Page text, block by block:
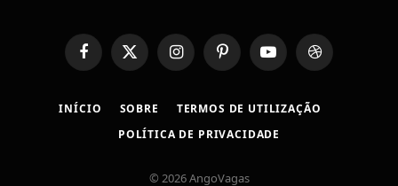
FacebookX
(Twitter)
InstagramPinterestYouTubeDribbble
INÍCIO SOBRE
TERMOS DE UTILIZAÇÃO
POLÍTICA DE PRIVACIDADE
© 2026 AngoVagas